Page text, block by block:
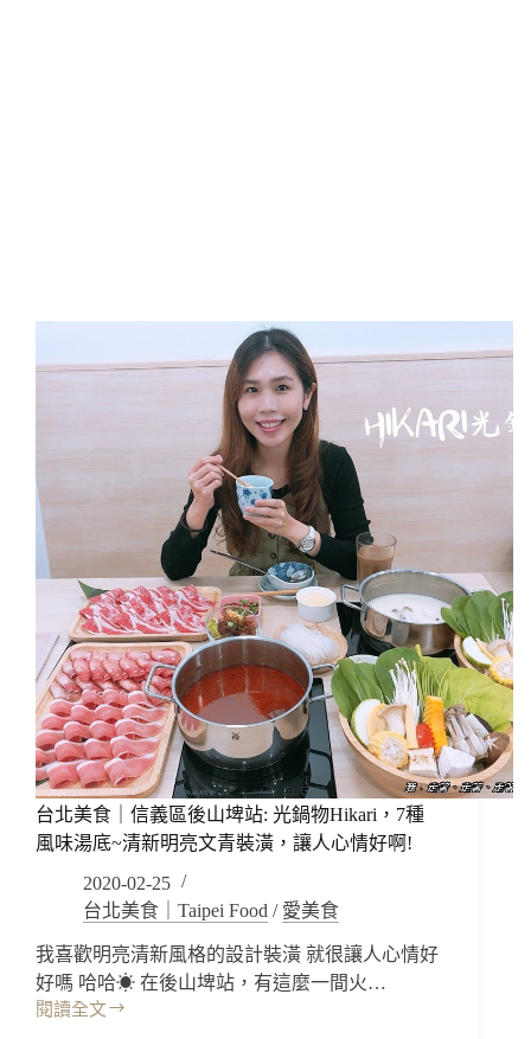
台北美食｜信義區後山埤站: 光鍋物Hikari，7種
風味湯底~清新明亮文青裝潢，讓人心情好啊!
2020-02-25
台北美食｜Taipei Food / 愛美食
我喜歡明亮清新風格的設計裝潢 就很讓人心情好
好嗎 哈哈☀ 在後山埤站，有這麼一間火…
閱讀全文
台